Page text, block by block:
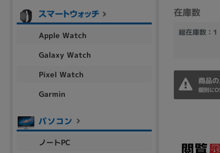
在庫数
総在庫数：1
商品
個別に
Apple Watch
Galaxy Watch
Pixel Watch
Garmin
ノートPC
新品/未使用 中古 新品 Aランク
容量
~